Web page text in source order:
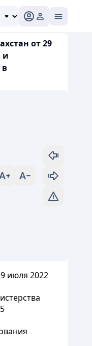
от 29
и
в
июля 2022